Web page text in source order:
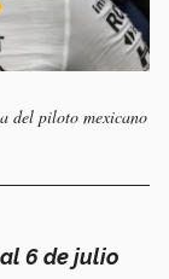
del piloto mexicano
6 de julio